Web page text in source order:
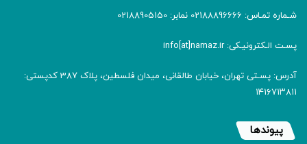
شـماره تمـاس: 02188896666 نمابر: 02188905150
پسـت الـکترونیـکی: info[at]namaz.ir
آدرس: پسـتی تهران، خیابان طالقانی، میدان فلسطین، پلاک 387 کدپستی:
۱۴۱۶۷۱۳۸۱۱
پیوندها